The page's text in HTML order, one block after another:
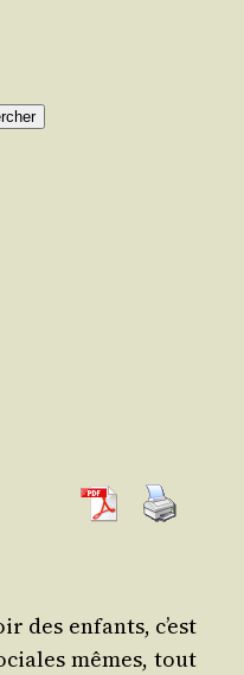
des enfants, c’est
mêmes, tout